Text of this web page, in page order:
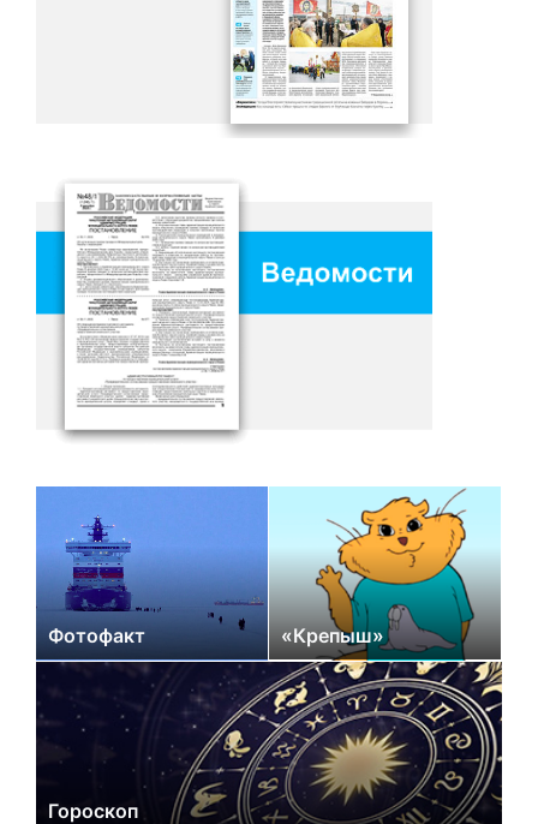
Фотофакт «Крепыш»
Гороскоп